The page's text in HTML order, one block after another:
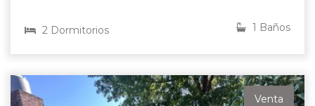
2 Dormitorios 1 Baños
Venta